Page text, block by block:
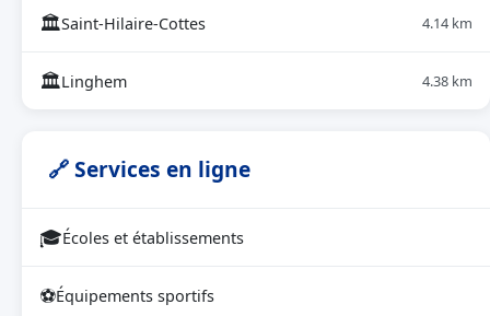
🏛Saint-Hilaire-Cottes 4.14 km
🏛Linghem 4.38 km
🔗 Services en ligne
🎓Écoles et établissements
⚽Équipements sportifs